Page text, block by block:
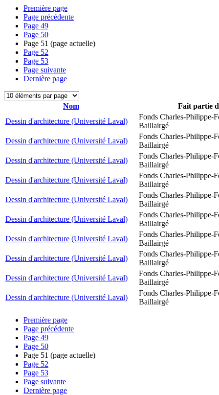
Première page
Page précédente
Page 49
Page 50
Page 51 (page actuelle)
Page 52
Page 53
Page suivante
Dernière page
Nom
Fait partie
Dessin d'architecture (Université Laval)
Fonds Charles-Philippe-
Baillairgé
Dessin d'architecture (Université Laval)
Fonds Charles-Philippe-
Baillairgé
Dessin d'architecture (Université Laval)
Fonds Charles-Philippe-
Baillairgé
Dessin d'architecture (Université Laval)
Fonds Charles-Philippe-
Baillairgé
Dessin d'architecture (Université Laval)
Fonds Charles-Philippe-
Baillairgé
Dessin d'architecture (Université Laval)
Fonds Charles-Philippe-
Baillairgé
Dessin d'architecture (Université Laval)
Fonds Charles-Philippe-
Baillairgé
Dessin d'architecture (Université Laval)
Fonds Charles-Philippe-
Baillairgé
Dessin d'architecture (Université Laval)
Fonds Charles-Philippe-
Baillairgé
Dessin d'architecture (Université Laval)
Fonds Charles-Philippe-
Baillairgé
Première page
Page précédente
Page 49
Page 50
Page 51 (page actuelle)
Page 52
Page 53
Page suivante
Dernière page